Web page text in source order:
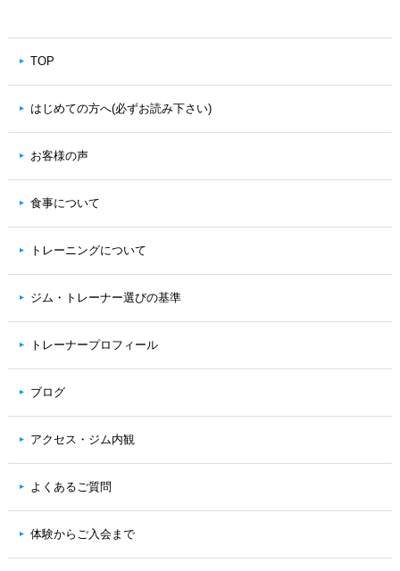
TOP
はじめての方へ(必ずお読み下さい)
お客様の声
食事について
トレーニングについて
ジム・トレーナー選びの基準
トレーナープロフィール
ブログ
アクセス・ジム内観
よくあるご質問
体験からご入会まで